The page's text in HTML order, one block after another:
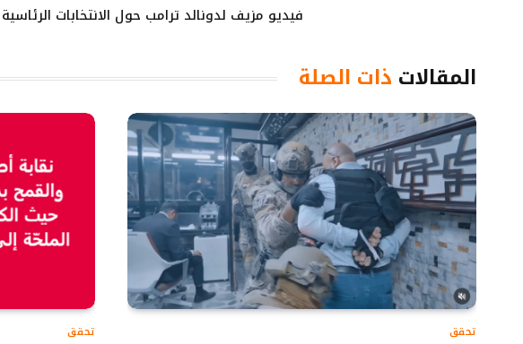
فيديو مزيف لدونالد ترامب حول الانتخابات
المقالات ذات الصلة
تحقق تحقق